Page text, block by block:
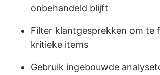
onbehandeld blijft
Filter klantgesprekken om te
kritieke items
Gebruik ingebouwde